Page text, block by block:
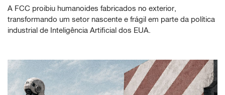
A FCC proibiu humanoides fabricados no exterior,
transformando um setor nascente e frágil em parte da política
industrial de Inteligência Artificial dos EUA.